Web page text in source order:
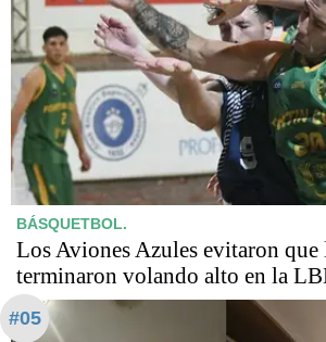
BÁSQUETBOL.
Los Aviones Azules evitaron
terminaron volando alto en la
#05